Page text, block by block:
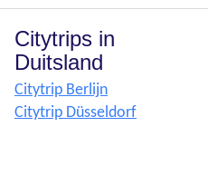
Citytrips in
Duitsland
Citytrip Berlijn
Citytrip Düsseldorf